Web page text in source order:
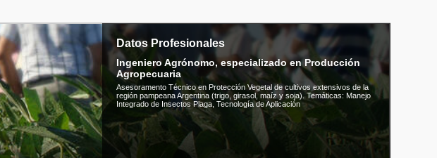
Datos Profesionales
Ingeniero Agrónomo, especializado en Producción
Agropecuaria
Asesoramento Técnico en Protección Vegetal de cultivos extensivos de la
región pampeana Argentina (trigo, girasol, maíz y soja). Temáticas: Manejo
Integrado de Insectos Plaga, Tecnología de Aplicación